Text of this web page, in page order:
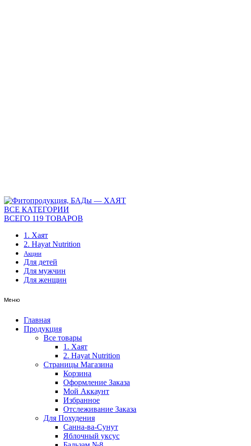
ВСЕ КАТЕГОРИИ
ВСЕГО 119 ТОВАРОВ
1. Хаят
2. Hayat Nutrition
Акции
Для детей
Для мужчин
Для женщин
Меню
Главная
Продукция
Все товары
1. Хаят
2. Hayat Nutrition
Страницы Магазина
Корзина
Оформление Заказа
Мой Аккаунт
Избранное
Отслеживание Заказа
Для Похудения
Санна-ва-Сунут
Яблочный уксус